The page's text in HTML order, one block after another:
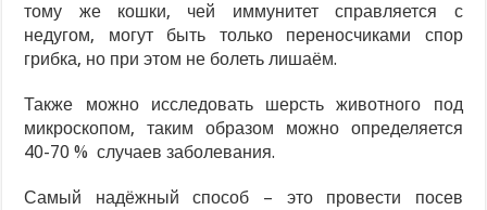
тому же кошки, чей иммунитет справляется с
недугом, могут быть только переносчиками спор
грибка, но при этом не болеть лишаём.
Также можно исследовать шерсть животного под
микроскопом, таким образом можно определяется
40-70 % случаев заболевания.
Самый надёжный способ – это провести посев